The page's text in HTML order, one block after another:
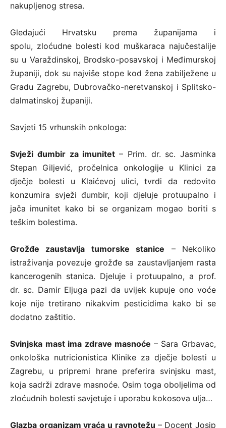
nakupljenog stresa.
Gledajući Hrvatsku prema županijama i
spolu, zloćudne bolesti kod muškaraca najučestalije
su u Varaždinskoj, Brodsko-posavskoj i Međimurskoj
županiji, dok su najviše stope kod žena zabilježene u
Gradu Zagrebu, Dubrovačko-neretvanskoj i Splitsko-
dalmatinskoj županiji.
Savjeti 15 vrhunskih onkologa:
Svježi đumbir za imunitet – Prim. dr. sc. Jasminka
Stepan Giljević, pročelnica onkologije u Klinici za
dječje bolesti u Klaićevoj ulici, tvrdi da redovito
konzumira svježi đumbir, koji djeluje protuupalno i
jača imunitet kako bi se organizam mogao boriti s
teškim bolestima.
Grožđe zaustavlja tumorske stanice – Nekoliko
istraživanja povezuje grožđe sa zaustavljanjem rasta
kancerogenih stanica. Djeluje i protuupalno, a prof.
dr. sc. Damir Eljuga pazi da uvijek kupuje ono voće
koje nije tretirano nikakvim pesticidima kako bi se
dodatno zaštitio.
Svinjska mast ima zdrave masnoće – Sara Grbavac,
onkološka nutricionistica Klinike za dječje bolesti u
Zagrebu, u pripremi hrane preferira svinjsku mast,
koja sadrži zdrave masnoće. Osim toga oboljelima od
zloćudnih bolesti savjetuje i uporabu kokosova ulja…
Glazba organizam vraća u ravnotežu – Docent Josip